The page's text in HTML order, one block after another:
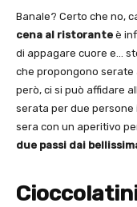
Banale? Certo che no,
cena al ristorante è
di appagare cuore e…
che propongono serate
però, ci si può affidare
serata per due
sera con un aperitivo
due passi dai